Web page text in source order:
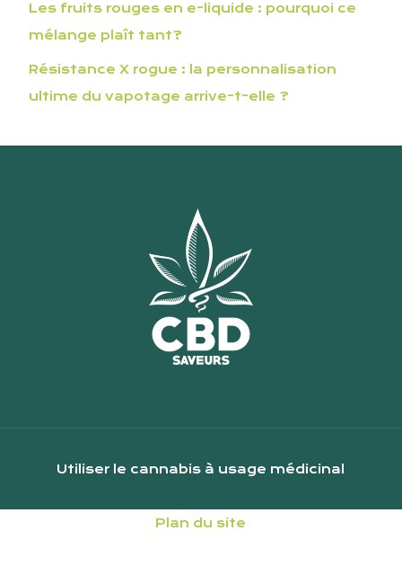
Les fruits rouges en e-liquide : pourquoi ce
mélange plaît tant?
Résistance X rogue : la personnalisation
ultime du vapotage arrive-t-elle ?
Utiliser le cannabis à usage médicinal
Plan du site